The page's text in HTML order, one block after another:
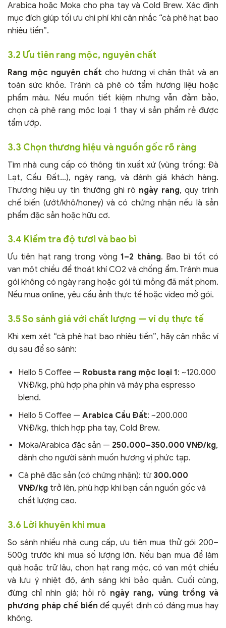
Arabica hoặc Moka cho pha tay và Cold Brew. Xác định
mục đích giúp tối ưu chi phí khi cân nhắc “cà phê hạt bao
nhiêu tiền”.
3.2 Ưu tiên rang mộc, nguyên chất
Rang mộc nguyên chất cho hương vị chân thật và an
toàn sức khỏe. Tránh cà phê có tẩm hương liệu hoặc
phẩm màu. Nếu muốn tiết kiệm nhưng vẫn đảm bảo,
chọn cà phê rang mộc loại 1 thay vì sản phẩm rẻ được
tẩm ướp.
3.3 Chọn thương hiệu và nguồn gốc rõ ràng
Tìm nhà cung cấp có thông tin xuất xứ (vùng trồng: Đà
Lạt, Cầu Đất…), ngày rang, và đánh giá khách hàng.
Thương hiệu uy tín thường ghi rõ ngày rang, quy trình
chế biến (ướt/khô/honey) và có chứng nhận nếu là sản
phẩm đặc sản hoặc hữu cơ.
3.4 Kiểm tra độ tươi và bao bì
Ưu tiên hạt rang trong vòng1–2 tháng. Bao bì tốt có
van một chiều để thoát khí CO2 và chống ẩm. Tránh mua
gói không có ngày rang hoặc gói túi mỏng đã mất phom.
Nếu mua online, yêu cầu ảnh thực tế hoặc video mở gói.
3.5 So sánh giá với chất lượng — ví dụ thực tế
Khi xem xét “cà phê hạt bao nhiêu tiền”, hãy cân nhắc ví
dụ sau để so sánh:
Hello 5 Coffee — Robusta rang mộc loại 1: ~120.000
VNĐ/kg, phù hợp pha phin và máy pha espresso
blend.
Hello 5 Coffee — Arabica Cầu Đất: ~200.000
VNĐ/kg, thích hợp pha tay, Cold Brew.
Moka/Arabica đặc sản — 250.000–350.000 VNĐ/kg,
dành cho người sành muốn hương vị phức tạp.
Cà phê đặc sản (có chứng nhận): từ 300.000
VNĐ/kg trở lên, phù hợp khi bạn cần nguồn gốc và
chất lượng cao.
3.6 Lời khuyên khi mua
So sánh nhiều nhà cung cấp, ưu tiên mua thử gói 200–
500g trước khi mua số lượng lớn. Nếu bạn mua để làm
quà hoặc trữ lâu, chọn hạt rang mộc, có van một chiều
và lưu ý nhiệt độ, ánh sáng khi bảo quản. Cuối cùng,
đừng chỉ nhìn giá; hỏi rõ ngày rang, vùng trồng và
phương pháp chế biến để quyết định có đáng mua hay
không.